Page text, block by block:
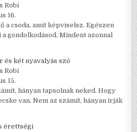
Robi
16.
a csoda, amit képviselsz. Egészen
gondolkodásod. Mindent azonnal
és két nyavalyás szó
Robi
15.
hányan tapsolnak neked. Hogy
van. Nem az számít, hányan írják
érettségi